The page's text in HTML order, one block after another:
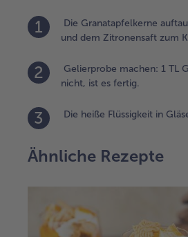
1
Die Granatapfelkerne
und dem Zitronensaft zum
2
Gelierprobe machen: 1 TL
nicht, ist es fertig.
3 Die heiße Flüssigkeit in
Ähnliche Rezepte